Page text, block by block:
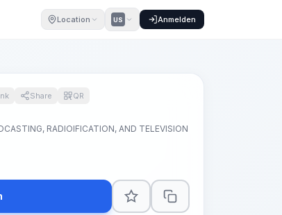
Location US Anmelden
Share QR
RADIOIFICATION, AND TELEVISION